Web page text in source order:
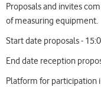
Proposals and invites
of measuring equipment.
Start date proposals -
End date reception
Platform for participation